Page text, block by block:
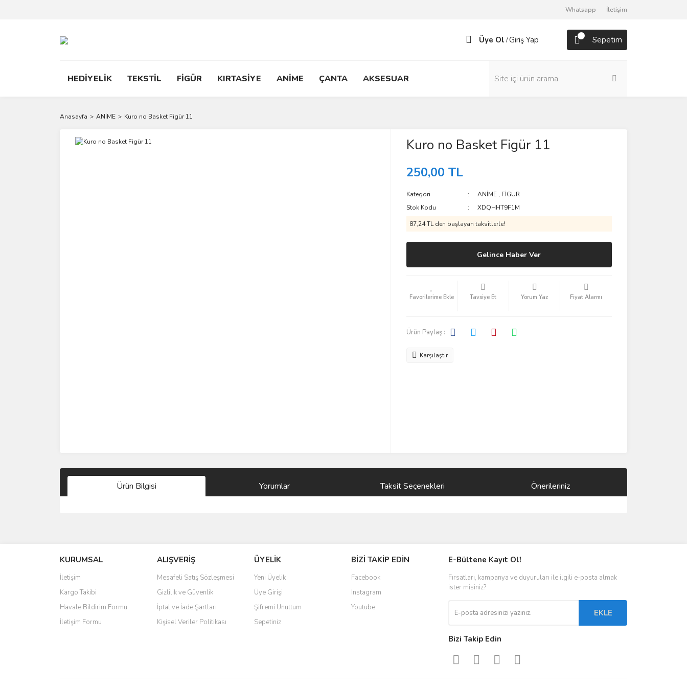
Whatsapp İletişim
Üye Ol /Giriş Yap Sepetim
HEDİYELİK TEKSTİL FİGÜR KIRTASİYE ANİME ÇANTA AKSESUAR
Anasayfa ANİME Kuro no Basket Figür 11
Kuro no Basket Figür 11
250,00 TL
Kategori ANİME , FİGÜR
Stok Kodu
XDQHHT9F1M
87,24 TL den başlayan taksitlerle!
Gelince Haber Ver
Tavsiye Et Yorum Yaz Fiyat Alarmı
Ürün Paylaş :
Karşılaştır
Ürün Bilgisi Yorumlar Taksit Seçenekleri Önerileriniz
Ürün resmi kalitesiz, bozuk veya görüntülenemiyor.
Ürün açıklamasında eksik bilgiler bulunuyor.
Ürün bilgilerinde hatalar bulunuyor.
Ürün fiyatı diğer sitelerden daha pahalı.
Bu ürüne benzer farklı alternatifler olmalı.
KURUMSAL
İletişim
Kargo Takibi
Havale Bildirim Formu
İletişim Formu
ALIŞVERİŞ
Mesafeli Satış Sözleşmesi
Gizlilik ve Güvenlik
İptal ve İade Şartları
Kişisel Veriler Politikası
ÜYELİK
Yeni Üyelik
Üye Girişi
Şifremi Unuttum
Sepetiniz
BİZİ TAKİP EDİN
Facebook
Instagram
Youtube
E-Bültene Kayıt Ol!
Fırsatları, kampanya ve duyuruları ile ilgili e-posta almak
ister misiniz?
EKLE
Bizi Takip Edin